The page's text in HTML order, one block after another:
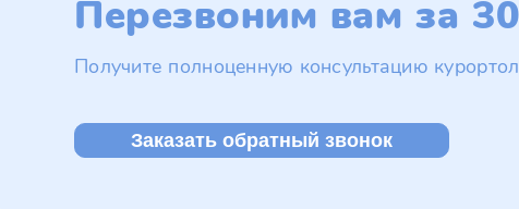
Перезвоним вам за
Получите полноценную консультацию
Заказать обратный звонок